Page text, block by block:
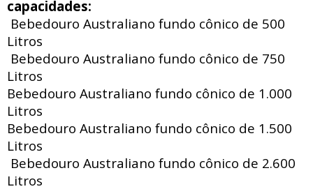
capacidades:
Bebedouro Australiano fundo cônico de 500
Litros
Bebedouro Australiano fundo cônico de 750
Litros
Bebedouro Australiano fundo cônico de 1.000
Litros
Bebedouro Australiano fundo cônico de 1.500
Litros
Bebedouro Australiano fundo cônico de 2.600
Litros